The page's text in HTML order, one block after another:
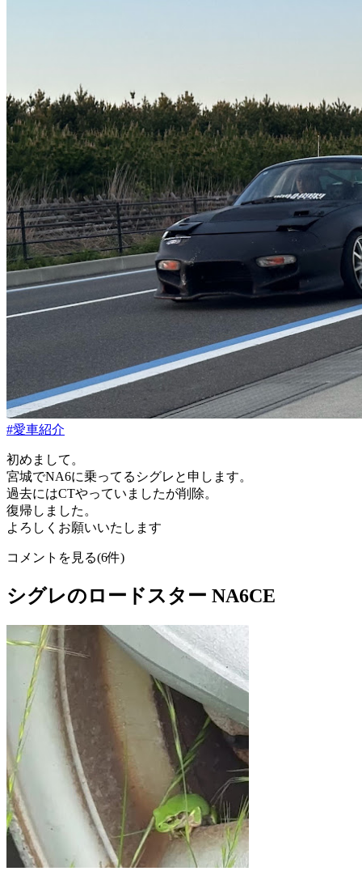
#愛車紹介
初めまして。
宮城でNA6に乗ってるシグレと申します。
過去にはCTやっていましたが削除。
復帰しました。
よろしくお願いいたします
コメントを見る(6件)
シグレのロードスター NA6CE